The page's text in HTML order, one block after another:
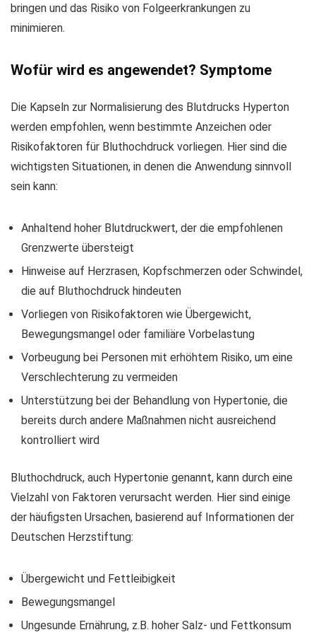
bringen und das Risiko von Folgeerkrankungen zu
minimieren.
Wofür wird es angewendet? Symptome
Die Kapseln zur Normalisierung des Blutdrucks Hyperton
werden empfohlen, wenn bestimmte Anzeichen oder
Risikofaktoren für Bluthochdruck vorliegen. Hier sind die
wichtigsten Situationen, in denen die Anwendung sinnvoll
sein kann:
Anhaltend hoher Blutdruckwert, der die empfohlenen
Grenzwerte übersteigt
Hinweise auf Herzrasen, Kopfschmerzen oder Schwindel,
die auf Bluthochdruck hindeuten
Vorliegen von Risikofaktoren wie Übergewicht,
Bewegungsmangel oder familiäre Vorbelastung
Vorbeugung bei Personen mit erhöhtem Risiko, um eine
Verschlechterung zu vermeiden
Unterstützung bei der Behandlung von Hypertonie, die
bereits durch andere Maßnahmen nicht ausreichend
kontrolliert wird
Bluthochdruck, auch Hypertonie genannt, kann durch eine
Vielzahl von Faktoren verursacht werden. Hier sind einige
der häufigsten Ursachen, basierend auf Informationen der
Deutschen Herzstiftung:
Übergewicht und Fettleibigkeit
Bewegungsmangel
Ungesunde Ernährung, z.B. hoher Salz- und Fettkonsum